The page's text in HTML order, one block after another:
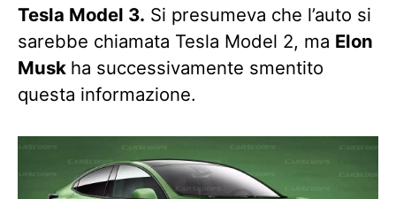
Tesla Model 3. Si presumeva che l’auto si
sarebbe chiamata Tesla Model 2, ma Elon
Musk ha successivamente smentito
questa informazione.